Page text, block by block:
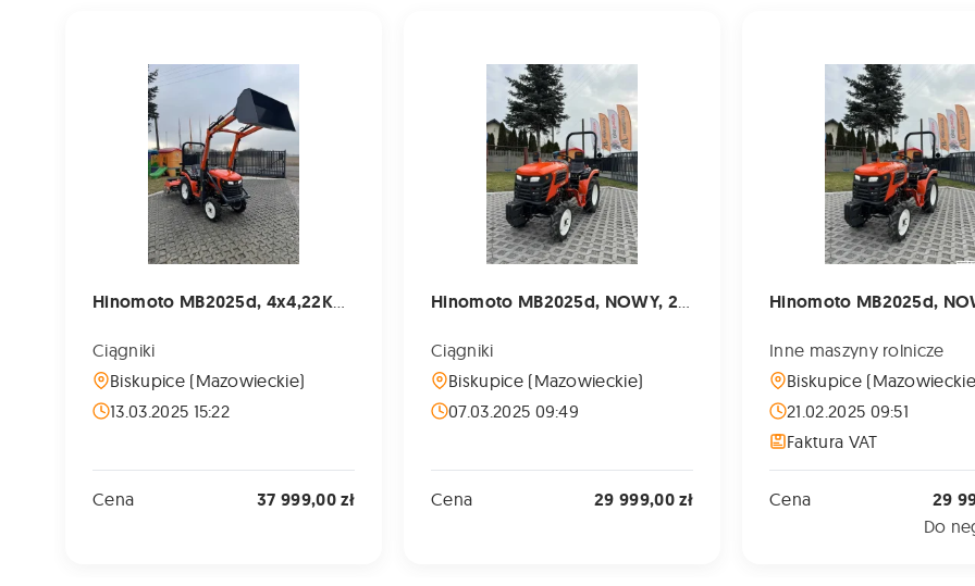
Ciągniki
Biskupice (Mazowieckie)
13.03.2025 15:22
Cena 37 999,00 zł
Ciągniki
Biskupice (Mazowieckie)
07.03.2025 09:49
Cena 29 999,00 zł
Inne maszyny rolnicze
Biskupice
21.02.2025 09:51
Faktura VAT
Cena 29
Do